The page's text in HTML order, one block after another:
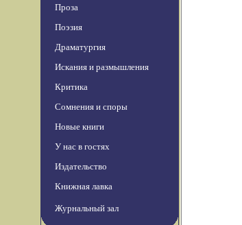
Проза
Поэзия
Драматургия
Искания и размышления
Критика
Сомнения и споры
Новые книги
У нас в гостях
Издательство
Книжная лавка
Журнальный зал